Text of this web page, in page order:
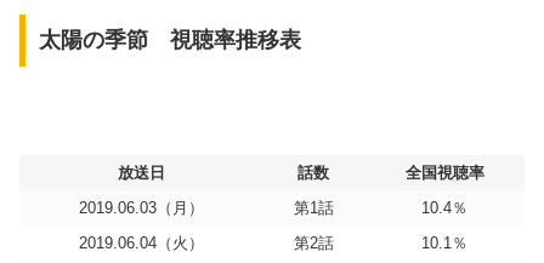
太陽の季節 視聴率推移表
放送日 話数
全国視聴率
2019.06.03（月）
第1話
10.4％
2019.06.04（火）
第2話
10.1％